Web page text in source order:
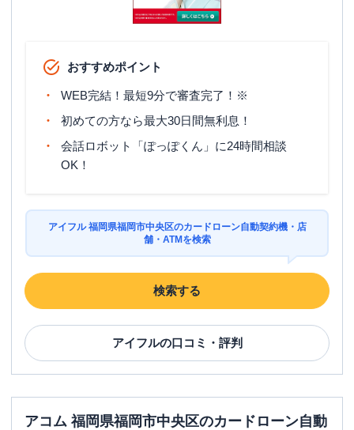
おすすめポイント
WEB完結！最短9分で審査完了！※
初めての方なら最大30日間無利息！
会話ロボット「ぽっぽくん」に24時間相談
OK！
アイフル 福岡県福岡市中央区のカードローン自動契約機・店
舗・ATMを検索
検索する
アイフルの口コミ・評判
アコム 福岡県福岡市中央区のカードローン自動